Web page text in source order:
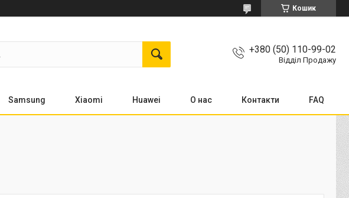
Кошик
+380 (50) 110-99-02
Відділ Продажу
Samsung Xiaomi Huawei О нас Контакти FAQ